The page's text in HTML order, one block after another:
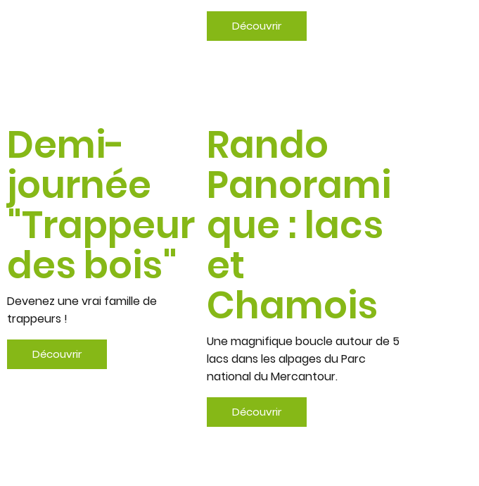
Découvrir
Demi-
journée
"Trappeur
des bois"
Devenez une vrai famille de
trappeurs !
Découvrir
Rando
Panorami
que : lacs
et
Chamois
Une magnifique boucle autour de 5
lacs dans les alpages du Parc
national du Mercantour.
Découvrir